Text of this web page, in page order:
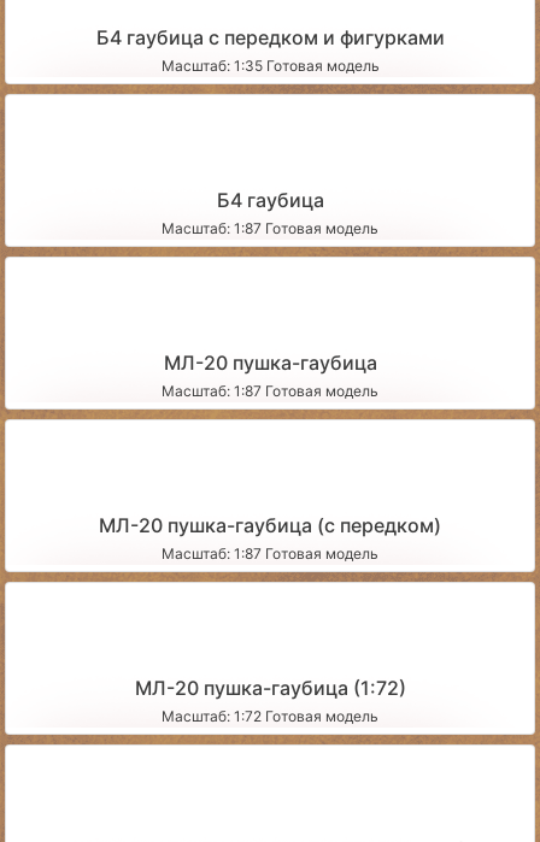
Б4 гаубица с передком и фигурками
Масштаб: 1:35 Готовая модель
Б4 гаубица
Масштаб: 1:87 Готовая модель
МЛ-20 пушка-гаубица
Масштаб: 1:87 Готовая модель
МЛ-20 пушка-гаубица (с передком)
Масштаб: 1:87 Готовая модель
МЛ-20 пушка-гаубица (1:72)
Масштаб: 1:72 Готовая модель